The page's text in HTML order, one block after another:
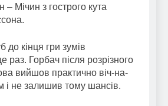
– Мічин з гострого кута
до кінця гри зумів
раз. Горбач після розрізного
вийшов практично віч-на-
і не залишив тому шансів.